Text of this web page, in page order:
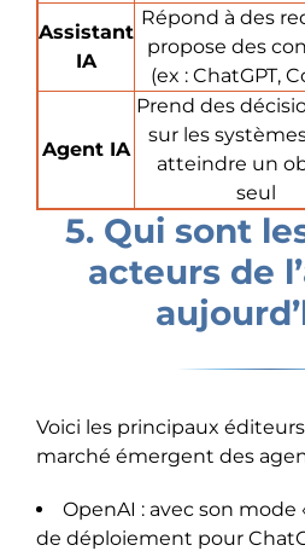
Assistant
IA
Répond à des
propose des
(ex : ChatGPT,
Agent IA
Prend des
sur les
atteindre un
seul
5. Qui sont
acteurs de
Voici les principaux
marché émergent des
OpenAI : avec son mode
de déploiement pour